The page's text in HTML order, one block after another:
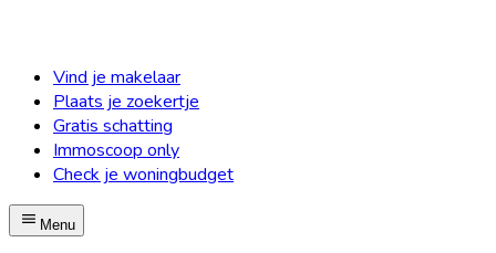
Vind je makelaar
Plaats je zoekertje
Gratis schatting
Immoscoop only
Check je woningbudget
Menu